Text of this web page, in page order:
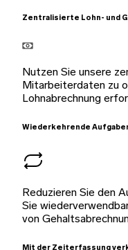
Zentralisierte Lohn- und
Nutzen Sie unsere
Mitarbeiterdaten zu
Lohnabrechnung
Wiederkehrende
Reduzieren Sie den
Sie
von
Mit der Zeiterfassung